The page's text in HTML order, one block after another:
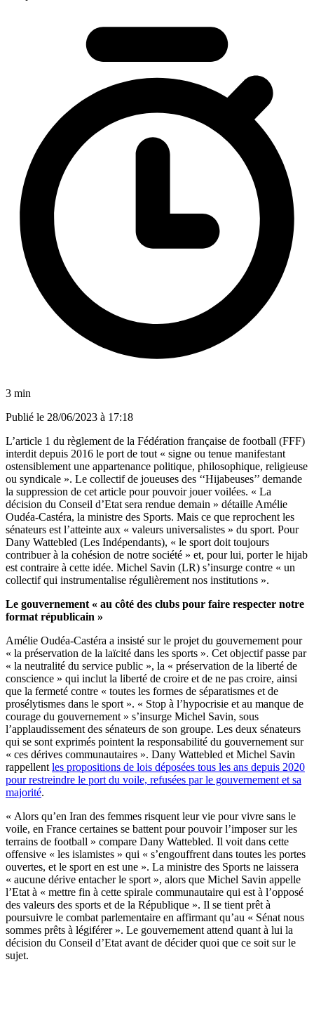
3 min
Publié le 28/06/2023 à 17:18
L’article 1 du règlement de la Fédération française de football (FFF)
interdit depuis 2016 le port de tout « signe ou tenue manifestant
ostensiblement une appartenance politique, philosophique, religieuse
ou syndicale ». Le collectif de joueuses des ‘‘Hijabeuses’’ demande
la suppression de cet article pour pouvoir jouer voilées. « La
décision du Conseil d’Etat sera rendue demain » détaille Amélie
Oudéa-Castéra, la ministre des Sports. Mais ce que reprochent les
sénateurs est l’atteinte aux « valeurs universalistes » du sport. Pour
Dany Wattebled (Les Indépendants), « le sport doit toujours
contribuer à la cohésion de notre société » et, pour lui, porter le hijab
est contraire à cette idée. Michel Savin (LR) s’insurge contre « un
collectif qui instrumentalise régulièrement nos institutions ».
Le gouvernement « au côté des clubs pour faire respecter notre
format républicain »
Amélie Oudéa-Castéra a insisté sur le projet du gouvernement pour
« la préservation de la laïcité dans les sports ». Cet objectif passe par
« la neutralité du service public », la « préservation de la liberté de
conscience » qui inclut la liberté de croire et de ne pas croire, ainsi
que la fermeté contre « toutes les formes de séparatismes et de
prosélytismes dans le sport ». « Stop à l’hypocrisie et au manque de
courage du gouvernement » s’insurge Michel Savin, sous
l’applaudissement des sénateurs de son groupe. Les deux sénateurs
qui se sont exprimés pointent la responsabilité du gouvernement sur
« ces dérives communautaires ». Dany Wattebled et Michel Savin
rappellent les propositions de lois déposées tous les ans depuis 2020
pour restreindre le port du voile, refusées par le gouvernement et sa
majorité.
« Alors qu’en Iran des femmes risquent leur vie pour vivre sans le
voile, en France certaines se battent pour pouvoir l’imposer sur les
terrains de football » compare Dany Wattebled. Il voit dans cette
offensive « les islamistes » qui « s’engouffrent dans toutes les portes
ouvertes, et le sport en est une ». La ministre des Sports ne laissera
« aucune dérive entacher le sport », alors que Michel Savin appelle
l’Etat à « mettre fin à cette spirale communautaire qui est à l’opposé
des valeurs des sports et de la République ». Il se tient prêt à
poursuivre le combat parlementaire en affirmant qu’au « Sénat nous
sommes prêts à légiférer ». Le gouvernement attend quant à lui la
décision du Conseil d’Etat avant de décider quoi que ce soit sur le
sujet.